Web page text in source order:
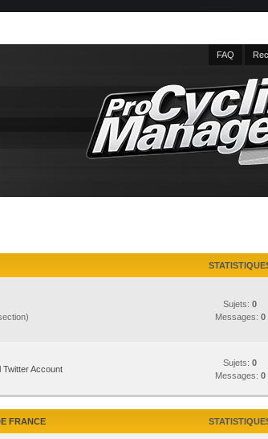
FAQ
Sujets: 0
Messages: 0
Twitter Account
Sujets: 0
Messages: 0
FRANCE